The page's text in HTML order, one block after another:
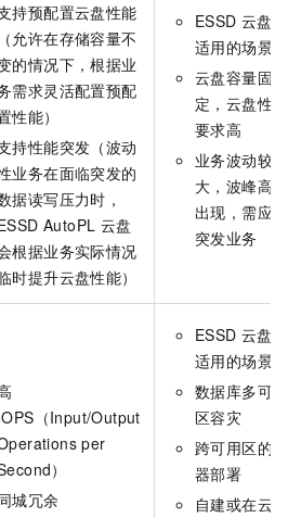
持预配置云盘性能
（允许在存储容量不
的情况下，根据业
需求灵活配置预配
性能）
持性能突发（波动
业务在面临突发的
据读写压力时，
AutoPL 云盘
根据业务实际情况
时提升云盘性能）
ESSD 云盘所
适用的场景
云盘容量固
定，云盘性能
要求高
业务波动较
大，波峰高频
出现，需应对
突发业务
（Input/Output
per
）
城冗余
ESSD 云盘所
适用的场景
数据库多可用
区容灾
跨可用区的容
器部署
自建或在云上